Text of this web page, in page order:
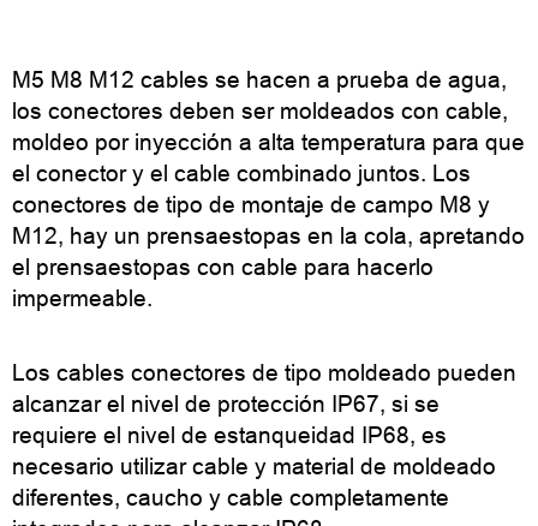
M5 M8 M12 cables se hacen a prueba de agua,
los conectores deben ser moldeados con cable,
moldeo por inyección a alta temperatura para que
el conector y el cable combinado juntos. Los
conectores de tipo de montaje de campo M8 y
M12, hay un prensaestopas en la cola, apretando
el prensaestopas con cable para hacerlo
impermeable.
Los cables conectores de tipo moldeado pueden
alcanzar el nivel de protección IP67, si se
requiere el nivel de estanqueidad IP68, es
necesario utilizar cable y material de moldeado
diferentes, caucho y cable completamente